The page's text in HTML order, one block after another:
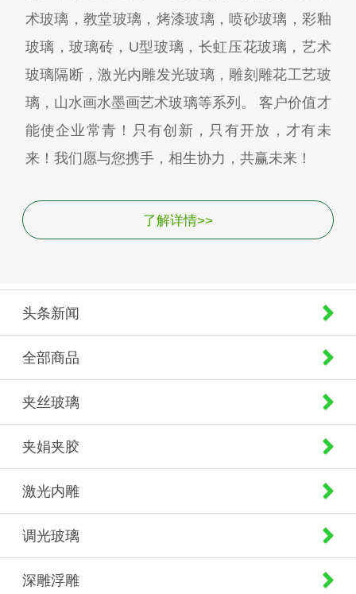
术玻璃，教堂玻璃，烤漆玻璃，喷砂玻璃，彩釉
玻璃，玻璃砖，U型玻璃，长虹压花玻璃，艺术
玻璃隔断，激光内雕发光玻璃，雕刻雕花工艺玻
璃，山水画水墨画艺术玻璃等系列。 客户价值才
能使企业常青！只有创新，只有开放，才有未
来！我们愿与您携手，相生协力，共赢未来！
了解详情>>
头条新闻
全部商品
夹丝玻璃
夹娟夹胶
激光内雕
调光玻璃
深雕浮雕